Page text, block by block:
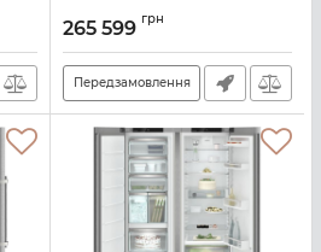
265 599 грн
Передзамовлення